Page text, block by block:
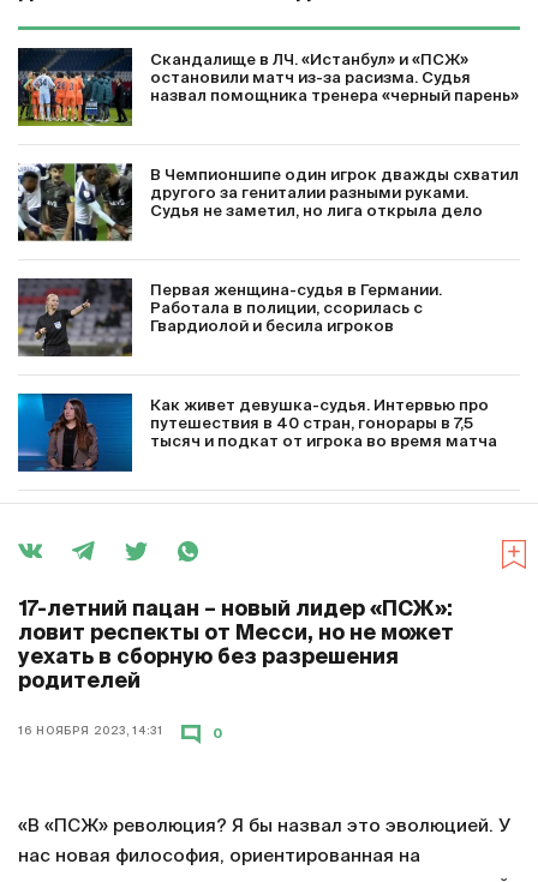
Скандалище в ЛЧ. «Истанбул» и «ПСЖ»
остановили матч из-за расизма. Судья
назвал помощника тренера «черный парень»
В Чемпионшипе один игрок дважды схватил
другого за гениталии разными руками.
Судья не заметил, но лига открыла дело
Первая женщина-судья в Германии.
Работала в полиции, ссорилась с
Гвардиолой и бесила игроков
Как живет девушка-судья. Интервью про
путешествия в 40 стран, гонорары в 7,5
тысяч и подкат от игрока во время матча
17-летний пацан – новый лидер «ПСЖ»:
ловит респекты от Месси, но не может
уехать в сборную без разрешения
родителей
16 НОЯБРЯ 2023, 14:31 0
«В «ПСЖ» революция? Я бы назвал это эволюцией. У
нас новая философия, ориентированная на